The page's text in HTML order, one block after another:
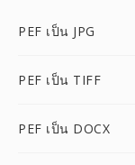
PEF เป็น JPG
PEF เป็น TIFF
PEF เป็น DOCX